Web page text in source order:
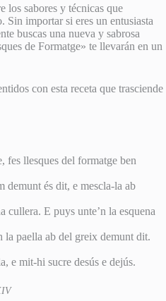
los sabores y técnicas que
Sin importar si eres un entusiasta
buscas una nueva y sabrosa
de Formatge» te llevarán en un
con esta receta que trasciende
fes llesques del formatge ben
demunt és dit, e mescla-la ab
cullera. E puys unte’n la esquena
la paella ab del greix demunt dit.
e mit-hi sucre desús e dejús.